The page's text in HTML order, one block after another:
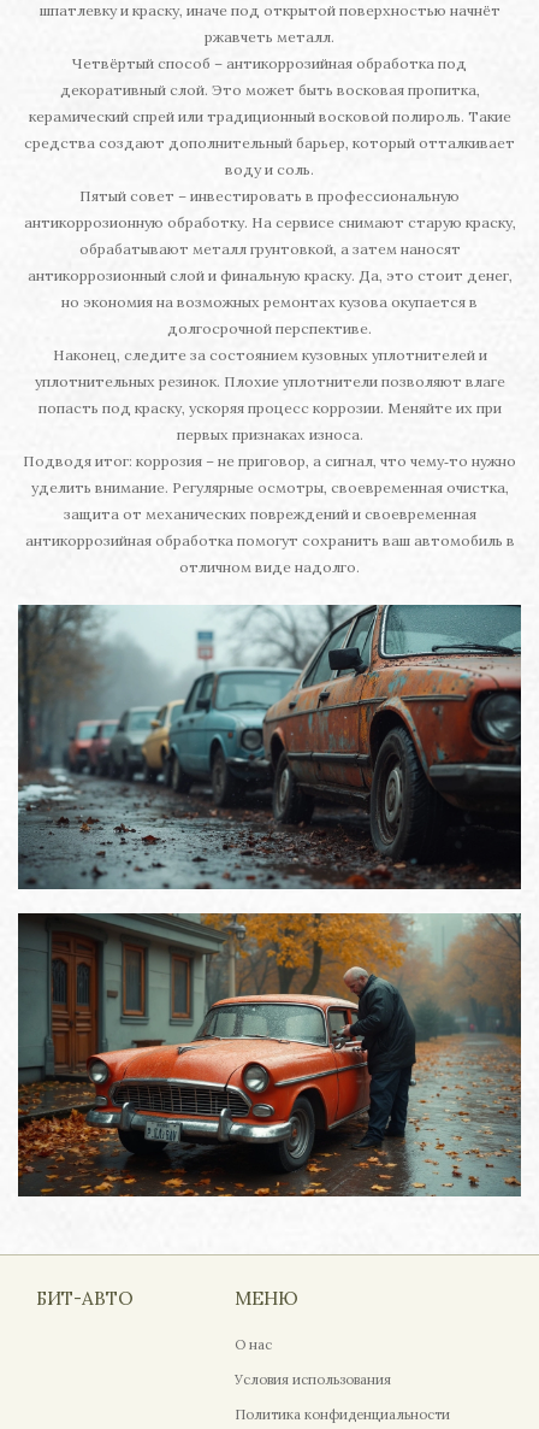
шпатлевку и краску, иначе под открытой поверхностью начнёт
ржавчеть металл.
Четвёртый способ – антикоррозийная обработка под
декоративный слой. Это может быть восковая пропитка,
керамический спрей или традиционный восковой полироль. Такие
средства создают дополнительный барьер, который отталкивает
воду и соль.
Пятый совет – инвестировать в профессиональную
антикоррозионную обработку. На сервисе снимают старую краску,
обрабатывают металл грунтовкой, а затем наносят
антикоррозионный слой и финальную краску. Да, это стоит денег,
но экономия на возможных ремонтах кузова окупается в
долгосрочной перспективе.
Наконец, следите за состоянием кузовных уплотнителей и
уплотнительных резинок. Плохие уплотнители позволяют влаге
попасть под краску, ускоряя процесс коррозии. Меняйте их при
первых признаках износа.
Подводя итог: коррозия – не приговор, а сигнал, что чему‑то нужно
уделить внимание. Регулярные осмотры, своевременная очистка,
защита от механических повреждений и своевременная
антикоррозийная обработка помогут сохранить ваш автомобиль в
отличном виде надолго.
БИТ-АВТО МЕНЮ
О нас
Условия использования
Политика конфиденциальности